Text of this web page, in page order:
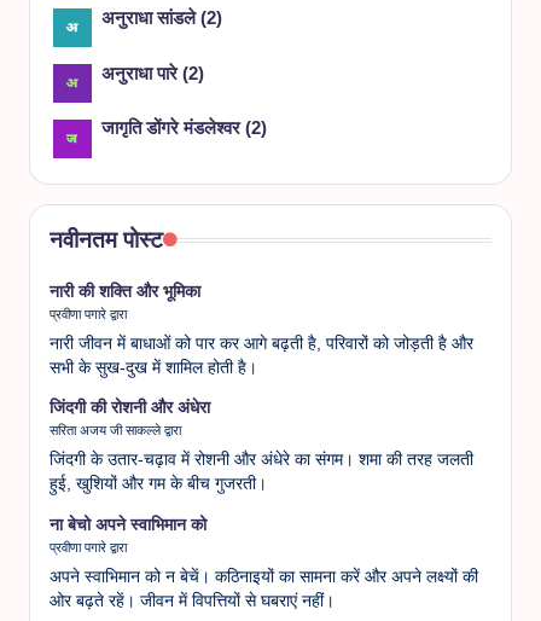
अनुराधा सांडले(2)
अनुराधा पारे(2)
जागृति डोंगरे मंडलेश्वर(2)
नवीनतम पोस्ट
नारी की शक्ति और भूमिका
प्रवीणा पगारे द्वारा
नारी जीवन में बाधाओं को पार कर आगे बढ़ती है, परिवारों को जोड़ती है और
सभी के सुख-दुख में शामिल होती है।
जिंदगी की रोशनी और अंधेरा
सरिता अजय जी साकल्ले द्वारा
जिंदगी के उतार-चढ़ाव में रोशनी और अंधेरे का संगम। शमा की तरह जलती
हुई, खुशियों और गम के बीच गुजरती।
ना बेचो अपने स्वाभिमान को
प्रवीणा पगारे द्वारा
अपने स्वाभिमान को न बेचें। कठिनाइयों का सामना करें और अपने लक्ष्यों की
ओर बढ़ते रहें। जीवन में विपत्तियों से घबराएं नहीं।